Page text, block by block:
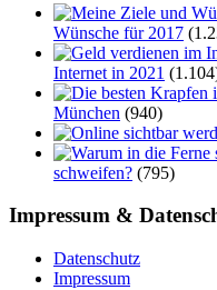
Wünsche für 2017
Internet in 2021
München (940)
schweifen? (795)
Impressum &
Datenschutz
Impressum